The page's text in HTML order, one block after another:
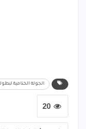
الجولة الختامية
20